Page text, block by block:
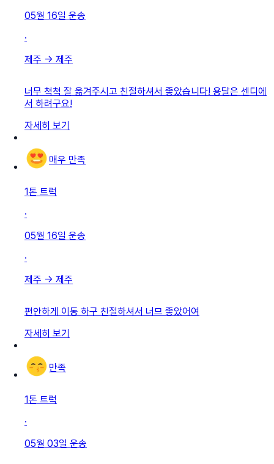
05월 16일 운송
·
제주 → 제주
너무 척척 잘 옮겨주시고 친절하셔서 좋았습니다! 용달은 센디에
서 하려구요!
자세히 보기
매우 만족
1톤 트럭
·
05월 16일 운송
·
제주 → 제주
편안하게 이동 하구 친절하셔서 너므 좋았어여
자세히 보기
만족
1톤 트럭
·
05월 03일 운송